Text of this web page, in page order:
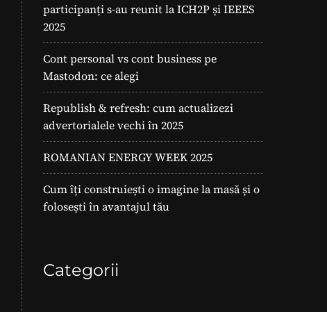
participanți s-au reunit la ICH2P și IEEES
2025
Cont personal vs cont business pe
Mastodon: ce alegi
Republish & refresh: cum actualizezi
advertorialele vechi în 2025
ROMANIAN ENERGY WEEK 2025
Cum îți construiești o imagine la masă și o
folosești în avantajul tău
Categorii